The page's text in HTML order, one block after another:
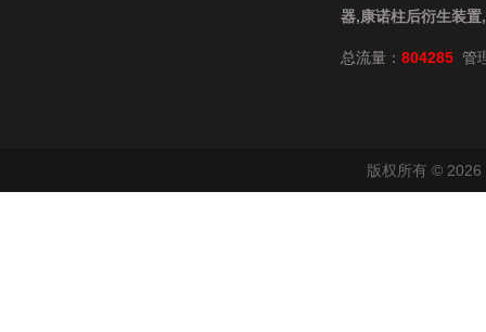
器,康诺柱后衍生装
总流量： 804285 管
版权所有 ©